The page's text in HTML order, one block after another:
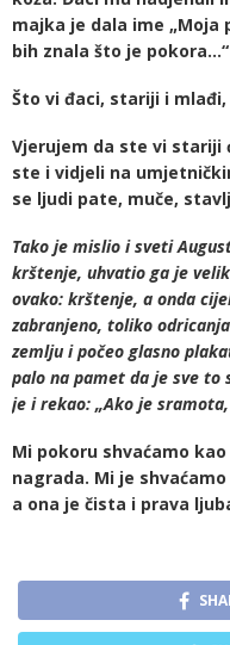
majka je dala ime „Moja
bih znala što je pokora…“
Što vi đaci, stariji i
Vjerujem da ste vi stariji
ste i vidjeli na
se ljudi pate, muče,
Tako je mislio i sveti
krštenje, uhvatio ga je
ovako: krštenje, a onda
zabranjeno, toliko
zemlju i počeo glasno
palo na pamet da je sve
je i rekao: „Ako je
Mi pokoru shvaćamo
nagrada. Mi je
a ona je čista i prava